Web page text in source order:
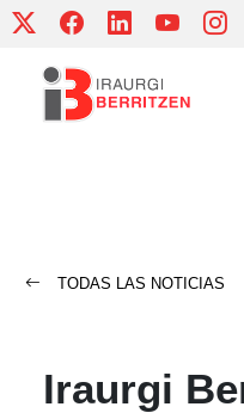
Skip
content
TODAS LAS NOTICIAS
Iraurgi